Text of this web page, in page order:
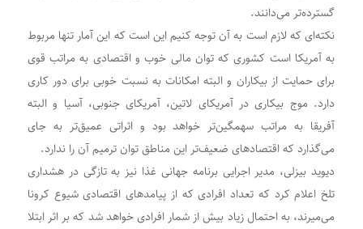
گسترده‌تر می‌دانند.
نکته‌ای که لازم است به آن توجه کنیم این است که این آمار تنها مربوط
به آمریکا است کشوری که توان مالی خوب و اقتصادی به مراتب قوی
برای حمایت از بیکاران و البته امکانات به نسبت خوبی برای دور کاری
دارد. موج بیکاری در آمریکای لاتین، آمریکای جنوبی، آسیا و البته
آفریقا به مراتب سهمگین‌تر خواهد بود و اثراتی عمیق‌تر به جای
می‌گذارد که اقتصادهای ضعیف‌تر این مناطق توان ترمیم آن را ندارد.
دیوید بیزلی، مدیر اجرایی برنامه جهانی غذا نیز به تازگی در هشداری
تلخ اعلام کرد که تعداد افرادی که از پیامدهای اقتصادی شیوع کرونا
می‌میرند، به احتمال زیاد بیش از شمار افرادی خواهد شد که بر اثر ابتلا